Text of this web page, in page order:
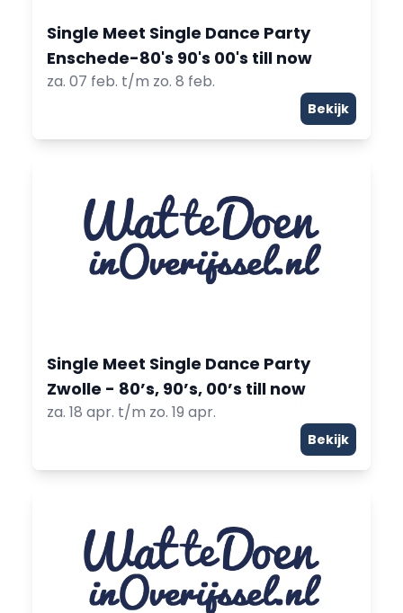
Single Meet Single Dance Party
Enschede-80's 90's 00's till now
za. 07 feb. t/m zo. 8 feb.
Bekijk
Single Meet Single Dance Party
Zwolle - 80’s, 90’s, 00’s till now
za. 18 apr. t/m zo. 19 apr.
Bekijk